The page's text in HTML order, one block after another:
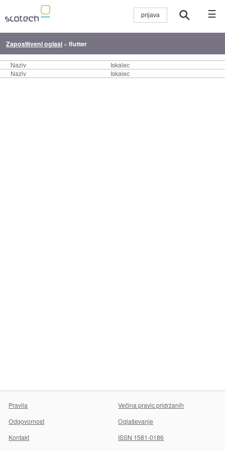
☰
Zaposlitveni oglasi »flutter
Naziv
Iskalec
Naziv
Iskalec
Pravila
Večina pravic pridržanih
Odgovornost
Oglaševanje
Kontakt
ISSN 1581-0186